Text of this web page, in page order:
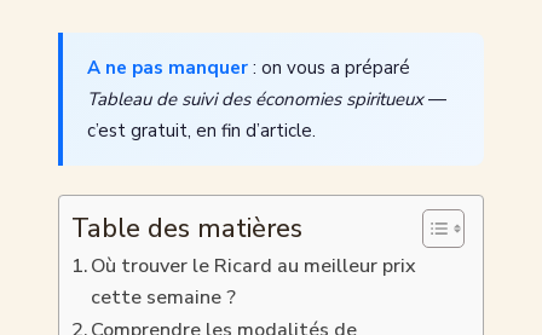
A ne pas manquer : on vous a préparé
Tableau de suivi des économies spiritueux—
c’est gratuit, en fin d’article.
Table des matières
Où trouver le Ricard au meilleur prix
cette semaine ?
Comprendre les modalités de